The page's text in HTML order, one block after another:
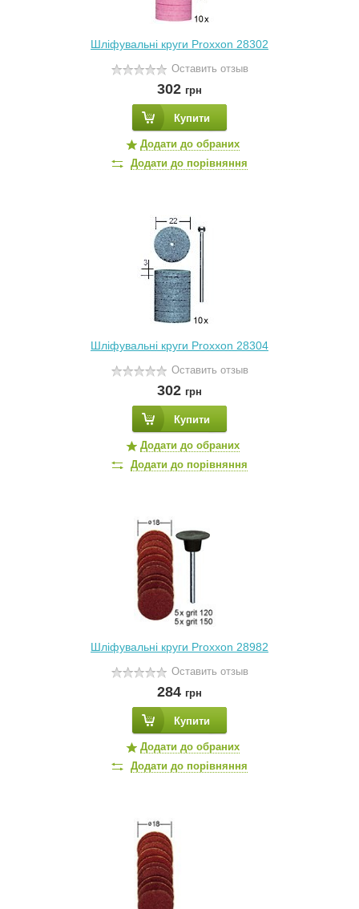
Шліфувальні круги Proxxon 28302
Оставить отзыв
302 грн
Купити
Додати до обраних
Додати до порівняння
Шліфувальні круги Proxxon 28304
Оставить отзыв
302 грн
Купити
Додати до обраних
Додати до порівняння
Шліфувальні круги Proxxon 28982
Оставить отзыв
284 грн
Купити
Додати до обраних
Додати до порівняння